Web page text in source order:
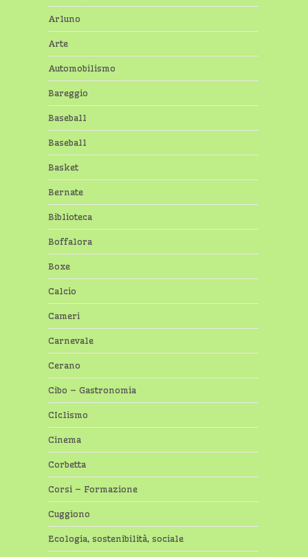
Arluno
Arte
Automobilismo
Bareggio
Baseball
Baseball
Basket
Bernate
Biblioteca
Boffalora
Boxe
Calcio
Cameri
Carnevale
Cerano
Cibo – Gastronomia
CIclismo
Cinema
Corbetta
Corsi – Formazione
Cuggiono
Ecologia, sostenibilità, sociale